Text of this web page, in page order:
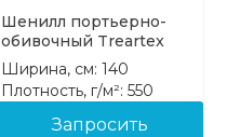
Шенилл портьерно-
обивочный Treartex
8212-35
Ширина, см: 140
Плотность, г/м²: 550
Запросить